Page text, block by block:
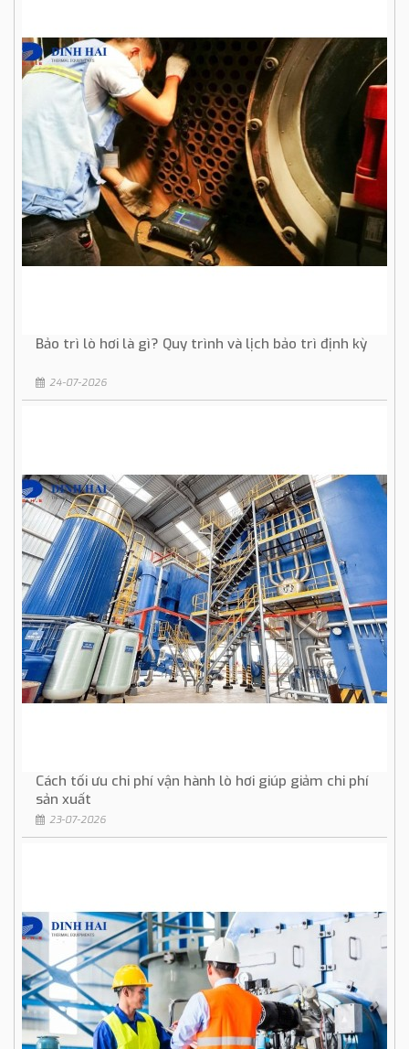
Bảo trì lò hơi là gì? Quy trình và lịch bảo trì định kỳ
24-07-2026
Cách tối ưu chi phí vận hành lò hơi giúp giảm chi phí
sản xuất
23-07-2026